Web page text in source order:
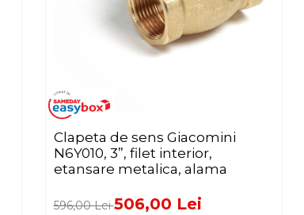
Clapeta de sens Giacomini
N6Y010, 3”, filet interior,
etansare metalica, alama
596,00 Lei506,00 Lei